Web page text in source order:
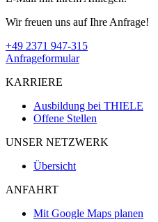
Wir freuen uns auf Ihre Anfrage!
+49 2371 947-315
Anfrageformular
KARRIERE
Ausbildung bei THIELE
Offene Stellen
UNSER NETZWERK
Übersicht
ANFAHRT
Mit Google Maps planen